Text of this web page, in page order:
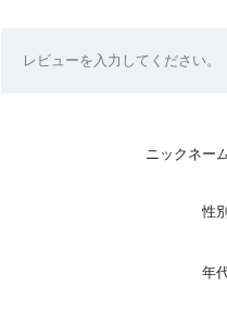
レビューを入力してください。
ニックネー
性
年